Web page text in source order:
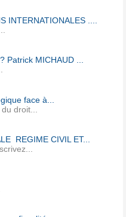
INTERNATIONALES ....
Patrick MICHAUD ...
face à...
droit...
REGIME CIVIL ET...